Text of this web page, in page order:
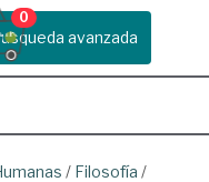
avanzada
0
/ Filosofía /